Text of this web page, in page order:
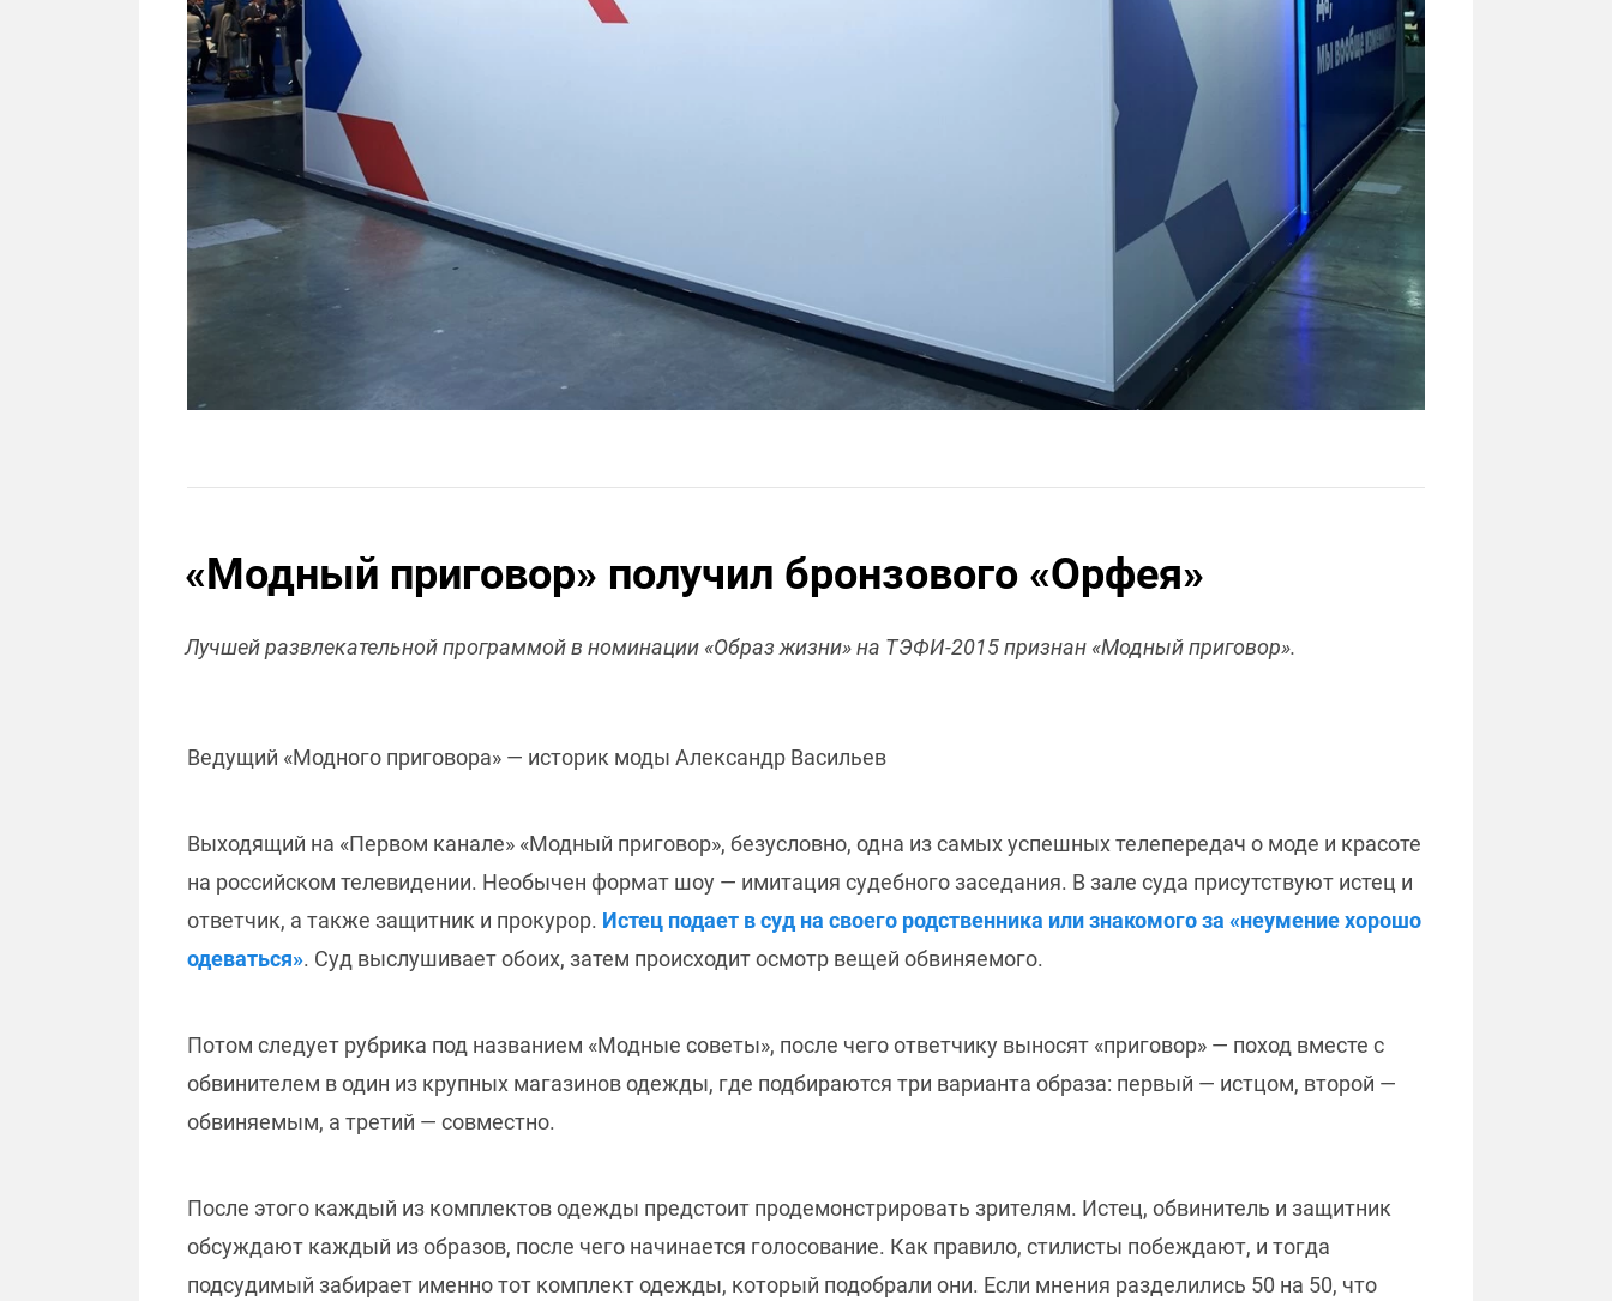
«Модный приговор» получил бронзового «Орфея»
Лучшей развлекательной программой в номинации «Образ жизни» на ТЭФИ-2015 признан «Модный приговор».
Ведущий «Модного приговора» — историк моды Александр Васильев
Выходящий на «Первом канале» «Модный приговор», безусловно, одна из самых успешных телепередач о моде и красоте
на российском телевидении. Необычен формат шоу — имитация судебного заседания. В зале суда присутствуют истец и
ответчик, а также защитник и прокурор. Истец подает в суд на своего родственника или знакомого за «неумение хорошо
одеваться». Суд выслушивает обоих, затем происходит осмотр вещей обвиняемого.
Потом следует рубрика под названием «Модные советы», после чего ответчику выносят «приговор» — поход вместе с
обвинителем в один из крупных магазинов одежды, где подбираются три варианта образа: первый — истцом, второй —
обвиняемым, а третий — совместно.
После этого каждый из комплектов одежды предстоит продемонстрировать зрителям. Истец, обвинитель и защитник
обсуждают каждый из образов, после чего начинается голосование. Как правило, стилисты побеждают, и тогда
подсудимый забирает именно тот комплект одежды, который подобрали они. Если мнения разделились 50 на 50, что